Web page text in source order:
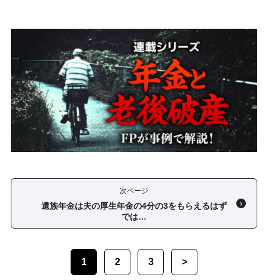
次ページ
遺族年金は夫の厚生年金の4分の3をもらえるはず
では…
1 2 3 >